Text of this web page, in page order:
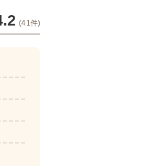
(41件)